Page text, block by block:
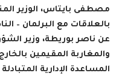
مصطفى بايتاس، الوزير
بالعلاقات مع البرلمان –
عن ناصر بوريطة، وزير
والمغاربة المقيمين
المساعدة الإدارية